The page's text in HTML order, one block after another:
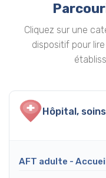
Cliquez sur une
dispositif pour
Hôpital,
AFT adulte -